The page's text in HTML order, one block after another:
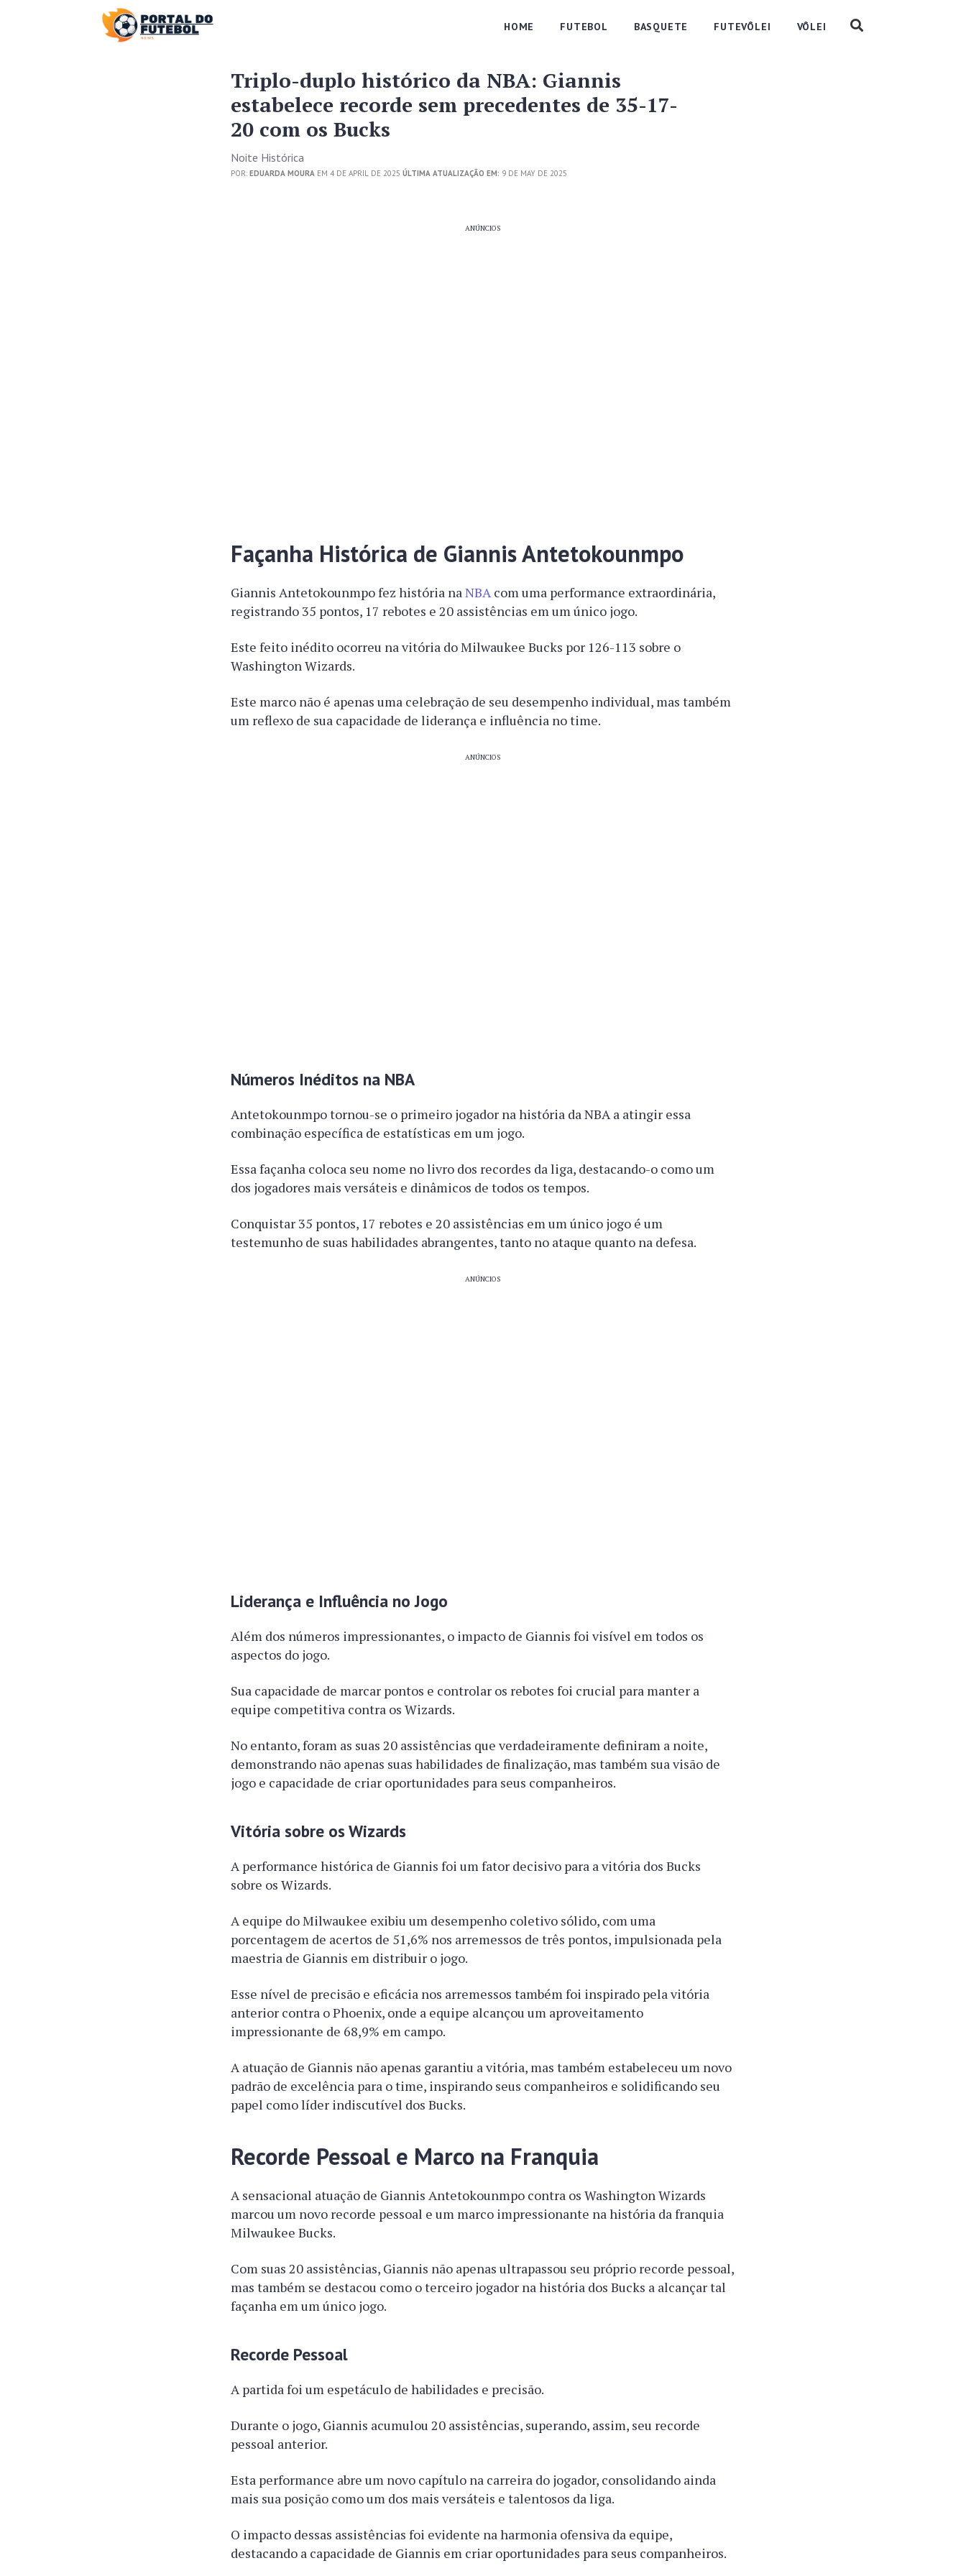
HOME FUTEBOL BASQUETE FUTEVÔLEI VÔLEI
Triplo-duplo histórico da NBA: Giannis
estabelece recorde sem precedentes de 35-17-
20 com os Bucks
Noite Histórica
POR:EDUARDA MOURA EM 4 DE APRIL DE 2025ÚLTIMA ATUALIZAÇÃO EM: 9 DE MAY DE 2025
ANÚNCIOS
Façanha Histórica de Giannis Antetokounmpo
Giannis Antetokounmpo fez história naNBAcom uma performance extraordinária,
registrando 35 pontos, 17 rebotes e 20 assistências em um único jogo.
Este feito inédito ocorreu na vitória do Milwaukee Bucks por 126-113 sobre o
Washington Wizards.
Este marco não é apenas uma celebração de seu desempenho individual, mas também
um reflexo de sua capacidade de liderança e influência no time.
ANÚNCIOS
Números Inéditos na NBA
Antetokounmpo tornou-se o primeiro jogador na história da NBA a atingir essa
combinação específica de estatísticas em um jogo.
Essa façanha coloca seu nome no livro dos recordes da liga, destacando-o como um
dos jogadores mais versáteis e dinâmicos de todos os tempos.
Conquistar 35 pontos, 17 rebotes e 20 assistências em um único jogo é um
testemunho de suas habilidades abrangentes, tanto no ataque quanto na defesa.
ANÚNCIOS
Liderança e Influência no Jogo
Além dos números impressionantes, o impacto de Giannis foi visível em todos os
aspectos do jogo.
Sua capacidade de marcar pontos e controlar os rebotes foi crucial para manter a
equipe competitiva contra os Wizards.
No entanto, foram as suas 20 assistências que verdadeiramente definiram a noite,
demonstrando não apenas suas habilidades de finalização, mas também sua visão de
jogo e capacidade de criar oportunidades para seus companheiros.
Vitória sobre os Wizards
A performance histórica de Giannis foi um fator decisivo para a vitória dos Bucks
sobre os Wizards.
A equipe do Milwaukee exibiu um desempenho coletivo sólido, com uma
porcentagem de acertos de 51,6% nos arremessos de três pontos, impulsionada pela
maestria de Giannis em distribuir o jogo.
Esse nível de precisão e eficácia nos arremessos também foi inspirado pela vitória
anterior contra o Phoenix, onde a equipe alcançou um aproveitamento
impressionante de 68,9% em campo.
A atuação de Giannis não apenas garantiu a vitória, mas também estabeleceu um novo
padrão de excelência para o time, inspirando seus companheiros e solidificando seu
papel como líder indiscutível dos Bucks.
Recorde Pessoal e Marco na Franquia
A sensacional atuação de Giannis Antetokounmpo contra os Washington Wizards
marcou um novo recorde pessoal e um marco impressionante na história da franquia
Milwaukee Bucks.
Com suas 20 assistências, Giannis não apenas ultrapassou seu próprio recorde pessoal,
mas também se destacou como o terceiro jogador na história dos Bucks a alcançar tal
façanha em um único jogo.
Recorde Pessoal
A partida foi um espetáculo de habilidades e precisão.
Durante o jogo, Giannis acumulou 20 assistências, superando, assim, seu recorde
pessoal anterior.
Esta performance abre um novo capítulo na carreira do jogador, consolidando ainda
mais sua posição como um dos mais versáteis e talentosos da liga.
O impacto dessas assistências foi evidente na harmonia ofensiva da equipe,
destacando a capacidade de Giannis em criar oportunidades para seus companheiros.